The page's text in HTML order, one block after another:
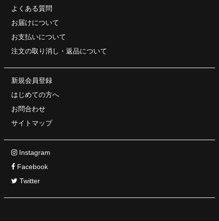
よくある質問
お届けについて
お支払いについて
注文の取り消し・ 返品について
新規会員登録
はじめての方へ
お問合わせ
サイトマップ
Instagram
Facebook
Twitter